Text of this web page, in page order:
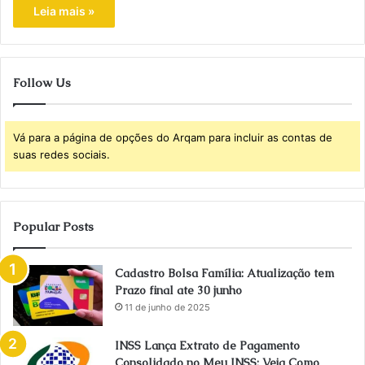
Leia mais »
Follow Us
Vá para a página de opções do Arqam para incluir as contas de
suas redes sociais.
Popular Posts
Cadastro Bolsa Família: Atualização tem
Prazo final ate 30 junho
11 de junho de 2025
INSS Lança Extrato de Pagamento